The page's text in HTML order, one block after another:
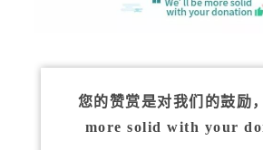
您的赞赏是对我们的鼓励
more solid with your